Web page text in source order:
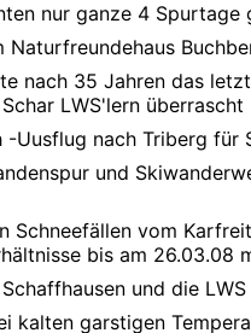
nur ganze 4 Spurtage
Naturfreundehaus
nach 35 Jahren das
LWS'lern überrascht
-Uusflug nach Triberg für
und
Schneefällen vom
bis am 26.03.08
und die
kalten garstigen